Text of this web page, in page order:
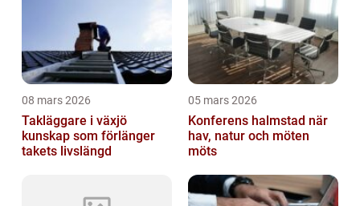
08 mars 2026
Takläggare i växjö
kunskap som förlänger
takets livslängd
05 mars 2026
Konferens halmstad när
hav, natur och möten
möts